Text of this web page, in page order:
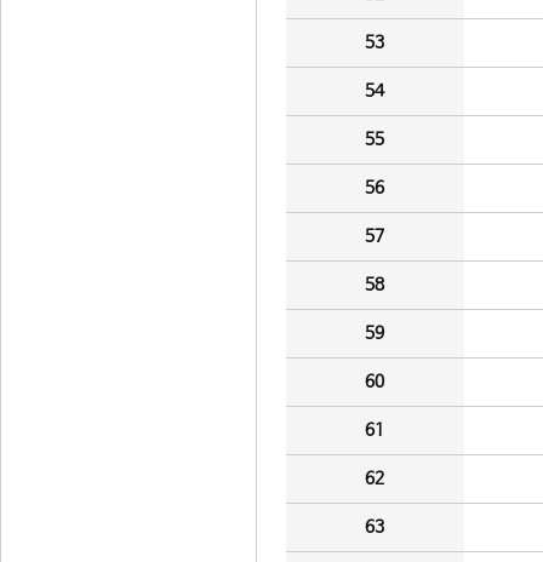
53
54
55
56
57
58
59
60
61
62
63